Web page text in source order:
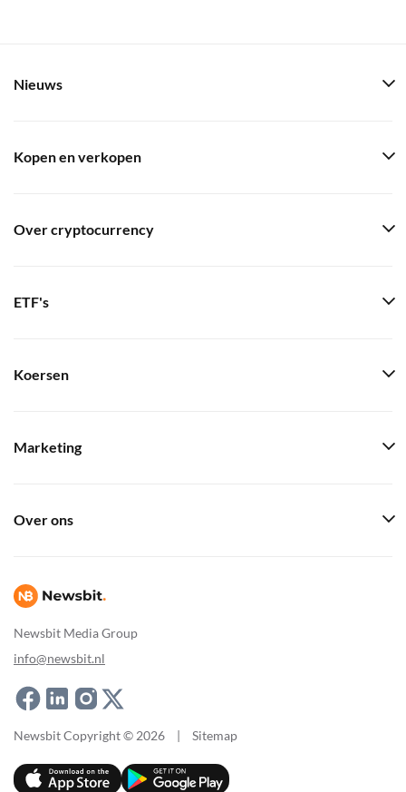
Newsbit Media Group
info@newsbit.nl
Nieuws
Kopen en verkopen
Over cryptocurrency
ETF's
Koersen
Marketing
Over ons
Newsbit Copyright © 2026 | Sitemap